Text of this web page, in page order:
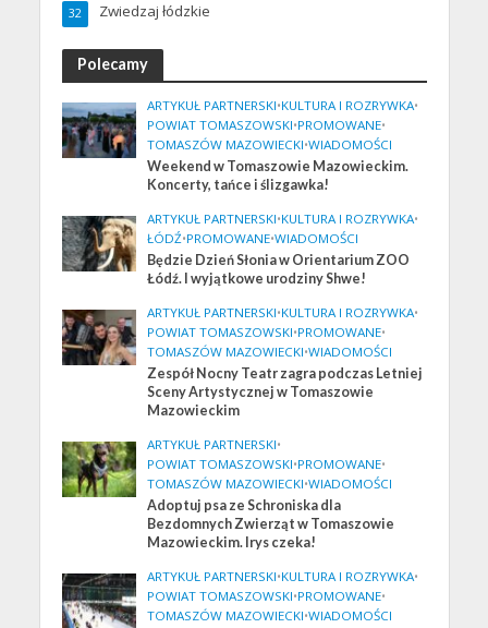
Zwiedzaj łódzkie
32
Polecamy
ARTYKUŁ PARTNERSKI•KULTURA I ROZRYWKA•
POWIAT TOMASZOWSKI•PROMOWANE•
TOMASZÓW MAZOWIECKI•WIADOMOŚCI
Weekend w Tomaszowie Mazowieckim.
Koncerty, tańce i ślizgawka!
ARTYKUŁ PARTNERSKI•KULTURA I ROZRYWKA•
ŁÓDŹ•PROMOWANE•WIADOMOŚCI
Będzie Dzień Słonia w Orientarium ZOO
Łódź. I wyjątkowe urodziny Shwe!
ARTYKUŁ PARTNERSKI•KULTURA I ROZRYWKA•
POWIAT TOMASZOWSKI•PROMOWANE•
TOMASZÓW MAZOWIECKI•WIADOMOŚCI
Zespół Nocny Teatr zagra podczas Letniej
Sceny Artystycznej w Tomaszowie
Mazowieckim
ARTYKUŁ PARTNERSKI•
POWIAT TOMASZOWSKI•PROMOWANE•
TOMASZÓW MAZOWIECKI•WIADOMOŚCI
Adoptuj psa ze Schroniska dla
Bezdomnych Zwierząt w Tomaszowie
Mazowieckim. Irys czeka!
ARTYKUŁ PARTNERSKI•KULTURA I ROZRYWKA•
POWIAT TOMASZOWSKI•PROMOWANE•
TOMASZÓW MAZOWIECKI•WIADOMOŚCI